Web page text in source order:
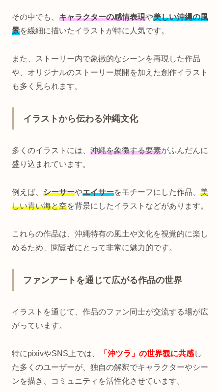
その中でも、 キャラクターの感情表現や美しい沖縄の風
景を繊細に描いたイラストが特に人気です。
また、ストーリー内で象徴的なシーンを再現した作品
や、オリジナルのストーリー展開を加えた創作イラスト
も多く見られます。
イラストから伝わる沖縄文化
多くのイラストには、 沖縄を象徴する要素がふんだんに
盛り込まれています。
例えば、 シーサーやエイサーをモチーフにした作品、 美
しい青い海と空を背景にしたイラストなどがあります。
これらの作品は、沖縄特有の風土や文化を視覚的に楽し
めるため、閲覧者にとって非常に魅力的です。
ファンアートを通じて広がる作品の世界
イラストを通じて、作品のファン同士が交流する場が広
がっています。
特にpixivやSNS上では、 「沖ツラ」の世界観に共感し
た多くのユーザーが、独自の解釈でキャラクターやシー
ンを描き、コミュニティを活性化させています。